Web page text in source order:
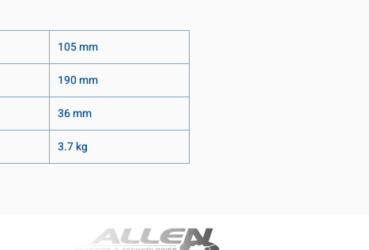
105 mm
190 mm
36 mm
3.7 kg